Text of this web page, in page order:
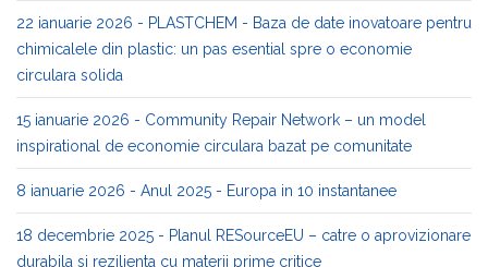
22 ianuarie 2026 - PLASTCHEM - Baza de date inovatoare pentru
chimicalele din plastic: un pas esential spre o economie
circulara solida
15 ianuarie 2026 - Community Repair Network – un model
inspirational de economie circulara bazat pe comunitate
8 ianuarie 2026 - Anul 2025 - Europa in 10 instantanee
18 decembrie 2025 - Planul RESourceEU – catre o aprovizionare
durabila si rezilienta cu materii prime critice